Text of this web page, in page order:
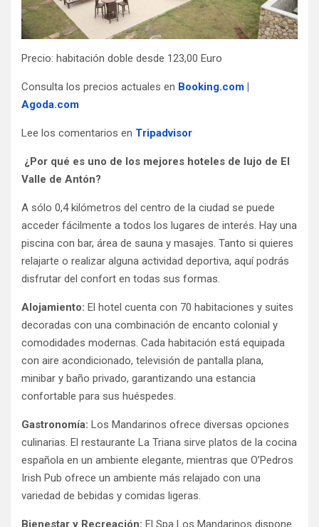
Precio: habitación doble desde 123,00 Euro
Consulta los precios actuales en Booking.com |
Agoda.com
Lee los comentarios en Tripadvisor
¿Por qué es uno de los mejores hoteles de lujo de El
Valle de Antón?
A sólo 0,4 kilómetros del centro de la ciudad se puede
acceder fácilmente a todos los lugares de interés. Hay una
piscina con bar, área de sauna y masajes. Tanto si quieres
relajarte o realizar alguna actividad deportiva, aquí podrás
disfrutar del confort en todas sus formas.
Alojamiento: El hotel cuenta con 70 habitaciones y suites
decoradas con una combinación de encanto colonial y
comodidades modernas. Cada habitación está equipada
con aire acondicionado, televisión de pantalla plana,
minibar y baño privado, garantizando una estancia
confortable para sus huéspedes.
Gastronomía: Los Mandarinos ofrece diversas opciones
culinarias. El restaurante La Triana sirve platos de la cocina
española en un ambiente elegante, mientras que O’Pedros
Irish Pub ofrece un ambiente más relajado con una
variedad de bebidas y comidas ligeras.
Bienestar y Recreación: El Spa Los Mandarinos dispone